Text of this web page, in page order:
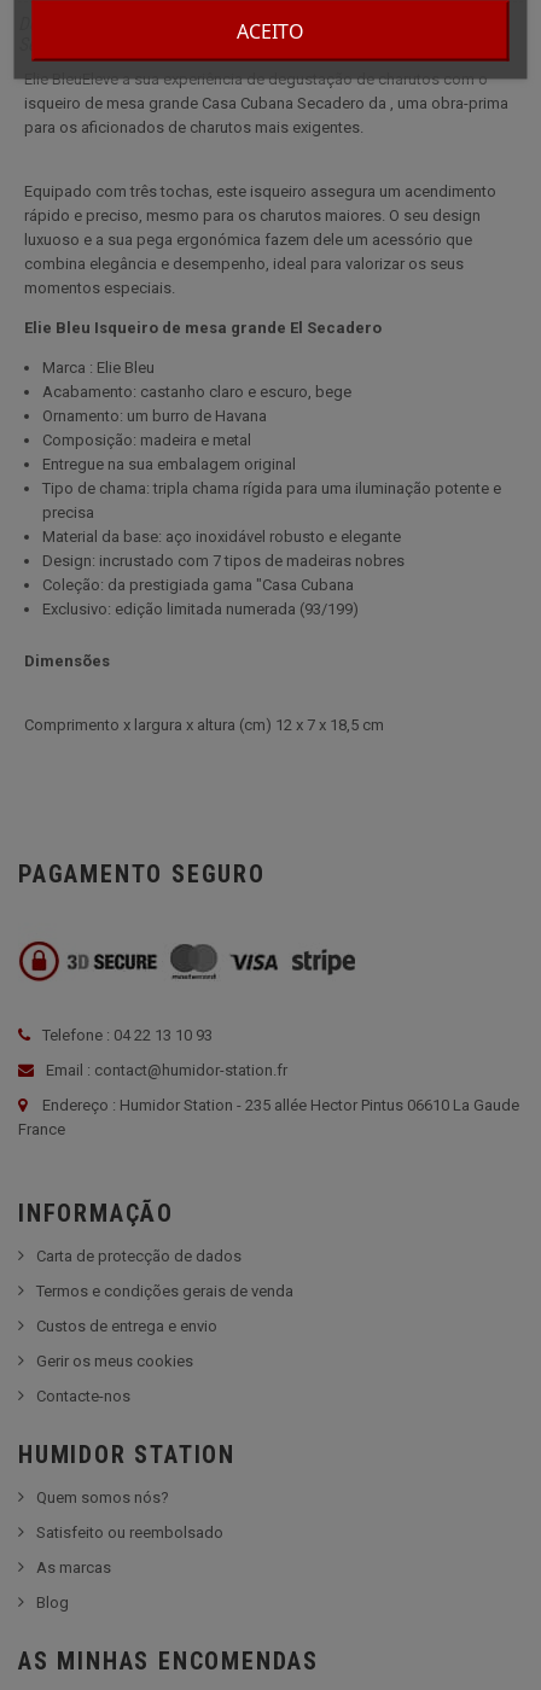
ACEITO
Descrição completa para Elie Bleu Mesa grande de isqueiro El
Elie BleuEleve a sua experiência de degustação de charutos com o
isqueiro de mesa grande Casa Cubana Secadero da , uma obra-prima
para os aficionados de charutos mais exigentes.
Equipado com três tochas, este isqueiro assegura um acendimento
rápido e preciso, mesmo para os charutos maiores. O seu design
luxuoso e a sua pega ergonómica fazem dele um acessório que
combina elegância e desempenho, ideal para valorizar os seus
momentos especiais.
Elie Bleu Isqueiro de mesa grande El Secadero
Marca : Elie Bleu
Acabamento: castanho claro e escuro, bege
Ornamento: um burro de Havana
Composição: madeira e metal
Entregue na sua embalagem original
Tipo de chama: tripla chama rígida para uma iluminação potente e
precisa
Material da base: aço inoxidável robusto e elegante
Design: incrustado com 7 tipos de madeiras nobres
Coleção: da prestigiada gama "Casa Cubana
Exclusivo: edição limitada numerada (93/199)
Dimensões
Comprimento x largura x altura (cm) 12 x 7 x 18,5 cm
PAGAMENTO SEGURO
Telefone : 04 22 13 10 93
Email : contact@humidor-station.fr
Endereço : Humidor Station - 235 allée Hector Pintus 06610 La Gaude
France
INFORMAÇÃO
Carta de protecção de dados
Termos e condições gerais de venda
Custos de entrega e envio
Gerir os meus cookies
Contacte-nos
HUMIDOR STATION
Quem somos nós?
Satisfeito ou reembolsado
As marcas
Blog
AS MINHAS ENCOMENDAS